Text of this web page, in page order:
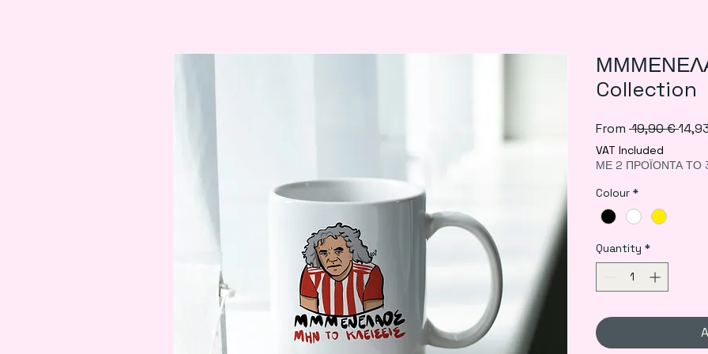
Collection
From 19,90 €
VAT Included
ΜΕ 2 ΠΡΟΪΟΝΤΑ ΤΟ
Colour *
Quantity *